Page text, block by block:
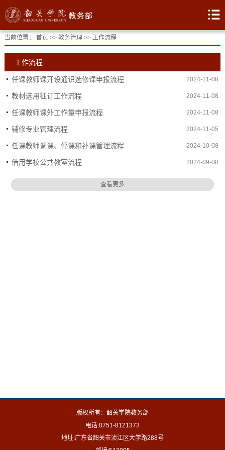
当前位置： 首页 >> 教务管理>> 工作流程
工作流程
任课教师课开设通识选修课申报流程 2024-11-08
教材选用征订工作流程 2024-11-08
任课教师课外工作量申报流程 2024-11-08
辅修专业管理流程 2024-11-05
任课教师调课、停课和补课管理流程 2024-10-08
借用学校公共教室流程 2024-09-08
查看更多
版权所有：韶关学院教务部
电话:0751-8121373
地址:广东省韶关市浈江区大学路288号